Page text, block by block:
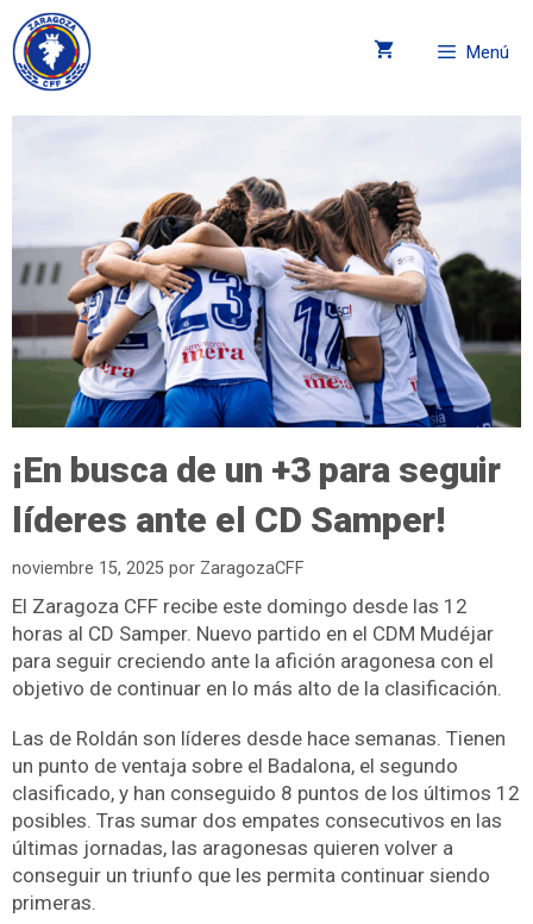
Menú
¡En busca de un +3 para seguir
líderes ante el CD Samper!
noviembre 15, 2025 por ZaragozaCFF
El Zaragoza CFF recibe este domingo desde las 12
horas al CD Samper. Nuevo partido en el CDM Mudéjar
para seguir creciendo ante la afición aragonesa con el
objetivo de continuar en lo más alto de la clasificación.
Las de Roldán son líderes desde hace semanas. Tienen
un punto de ventaja sobre el Badalona, el segundo
clasificado, y han conseguido 8 puntos de los últimos 12
posibles. Tras sumar dos empates consecutivos en las
últimas jornadas, las aragonesas quieren volver a
conseguir un triunfo que les permita continuar siendo
primeras.